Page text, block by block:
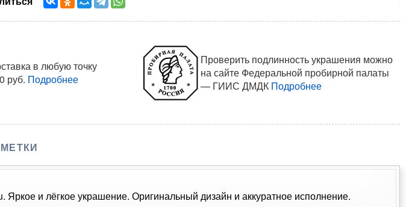
в любую точку
руб. Подробнее
Проверить подлинность украшения можно
на сайте Федеральной пробирной палаты
— ГИИС ДМДК Подробнее
МЕТКИ
Яркое и лёгкое украшение. Оригинальный дизайн и аккуратное исполнение.